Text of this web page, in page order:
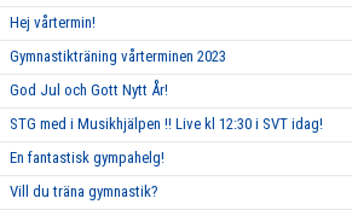
Hej vårtermin!
Gymnastikträning vårterminen 2023
God Jul och Gott Nytt År!
STG med i Musikhjälpen !! Live kl 12:30 i SVT idag!
En fantastisk gympahelg!
Vill du träna gymnastik?